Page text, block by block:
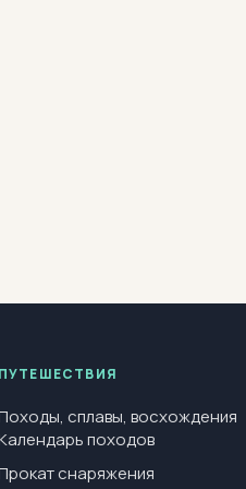
ПУТЕШЕСТВИЯ
сплавы, восхождения
походов
снаряжения